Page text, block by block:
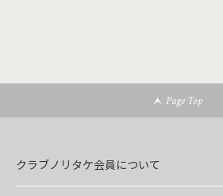
Page Top
クラブノリタケ会員について